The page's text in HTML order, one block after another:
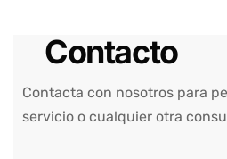
Contacto
Contacta con nosotros para
servicio o cualquier otra